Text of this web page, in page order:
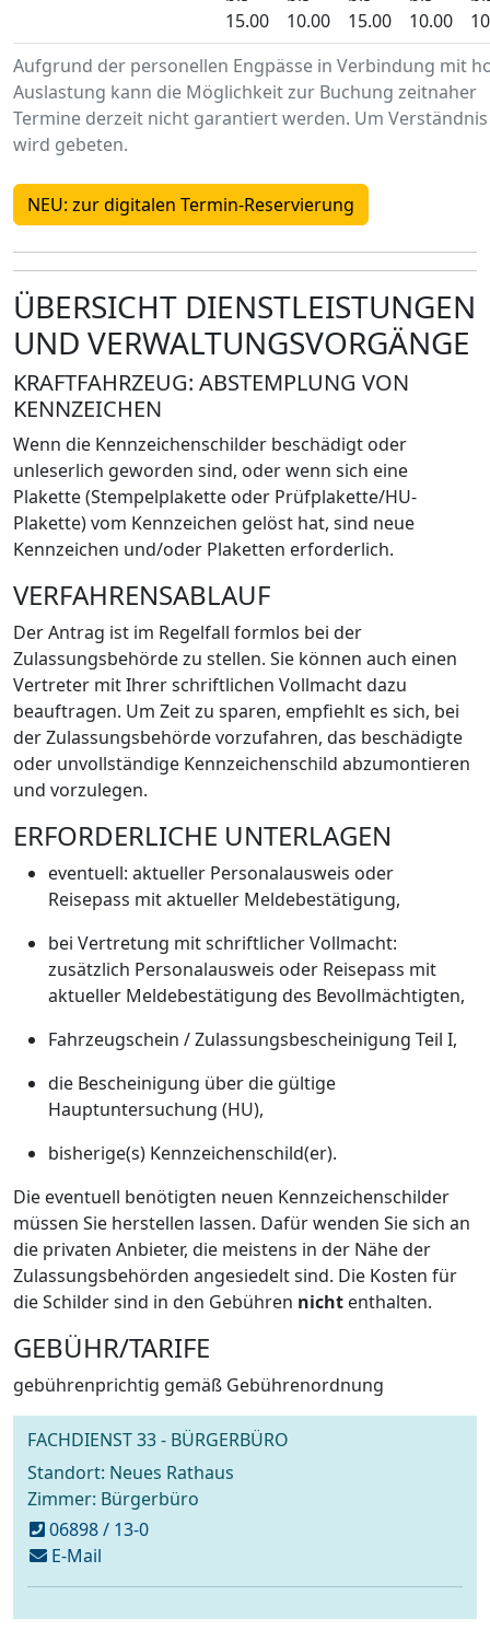
Aufgrund der personellen Engpässe in Verbindung mit
Auslastung kann die Möglichkeit zur Buchung zeitnaher
Termine derzeit nicht garantiert werden. Um Verständnis
wird gebeten.
15.00
10.00
15.00
10.00
NEU: zur digitalen Termin-Reservierung
ÜBERSICHT DIENSTLEISTUNGEN
UND VERWALTUNGSVORGÄNGE
KRAFTFAHRZEUG: ABSTEMPLUNG VON
KENNZEICHEN
Wenn die Kennzeichenschilder beschädigt oder
unleserlich geworden sind, oder wenn sich eine
Plakette (Stempelplakette oder Prüfplakette/HU-
Plakette) vom Kennzeichen gelöst hat, sind neue
Kennzeichen und/oder Plaketten erforderlich.
VERFAHRENSABLAUF
Der Antrag ist im Regelfall formlos bei der
Zulassungsbehörde zu stellen. Sie können auch einen
Vertreter mit Ihrer schriftlichen Vollmacht dazu
beauftragen. Um Zeit zu sparen, empfiehlt es sich, bei
der Zulassungsbehörde vorzufahren, das beschädigte
oder unvollständige Kennzeichenschild abzumontieren
und vorzulegen.
ERFORDERLICHE UNTERLAGEN
eventuell: aktueller Personalausweis oder
Reisepass mit aktueller Meldebestätigung,
bei Vertretung mit schriftlicher Vollmacht:
zusätzlich Personalausweis oder Reisepass mit
aktueller Meldebestätigung des Bevollmächtigten,
Fahrzeugschein / Zulassungsbescheinigung Teil I,
die Bescheinigung über die gültige
Hauptuntersuchung (HU),
bisherige(s) Kennzeichenschild(er).
Die eventuell benötigten neuen Kennzeichenschilder
müssen Sie herstellen lassen. Dafür wenden Sie sich an
die privaten Anbieter, die meistens in der Nähe der
Zulassungsbehörden angesiedelt sind. Die Kosten für
die Schilder sind in den Gebühren nicht enthalten.
GEBÜHR/TARIFE
gebührenprichtig gemäß Gebührenordnung
FACHDIENST 33 - BÜRGERBÜRO
Standort: Neues Rathaus
Zimmer: Bürgerbüro
06898 / 13-0
E-Mailschreiben
an